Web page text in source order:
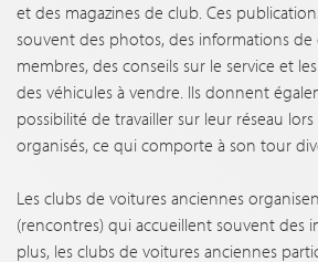
et des magazines de club. Ces
souvent des photos, des informations de
membres, des conseils sur le service et
des véhicules à vendre. Ils donnent
possibilité de travailler sur leur réseau
organisés, ce qui comporte à son tour
Les clubs de voitures anciennes
(rencontres) qui accueillent souvent des
plus, les clubs de voitures anciennes